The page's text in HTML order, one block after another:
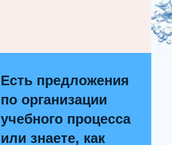
Есть предложения
по организации
учебного процесса
или знаете, как